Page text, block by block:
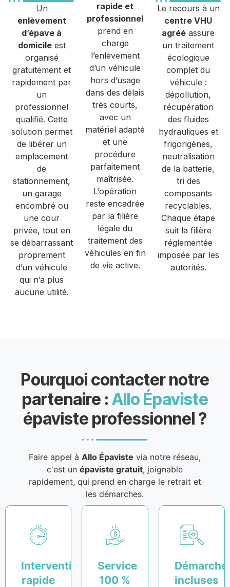
Un
enlèvement
d’épave à
domicileest
organisé
gratuitement et
rapidement par
un
professionnel
qualifié. Cette
solution permet
de libérer un
emplacement
de
stationnement,
un garage
encombré ou
une cour
privée, tout en
se débarrassant
proprement
d’un véhicule
qui n’a plus
aucune utilité.
rapide et
professionnel
prend en
charge
l’enlèvement
d’un véhicule
hors d’usage
dans des délais
très courts,
avec un
matériel adapté
et une
procédure
parfaitement
maîtrisée.
L’opération
reste encadrée
par la filière
légale du
traitement des
véhicules en fin
de vie active.
Le recours à un
centre VHU
agréé assure
un traitement
écologique
complet du
véhicule :
dépollution,
récupération
des fluides
hydrauliques et
frigorigènes,
neutralisation
de la batterie,
tri des
composants
recyclables.
Chaque étape
suit la filière
réglementée
imposée par les
autorités.
Pourquoi contacter notre
partenaire : Allo Épaviste
épaviste professionnel ?
Faire appel àAllo Épaviste via notre réseau,
c'est unépaviste gratuit, joignable
rapidement, qui prend en charge le retrait et
les démarches.
Intervention
rapide
Service
100 %
incluses